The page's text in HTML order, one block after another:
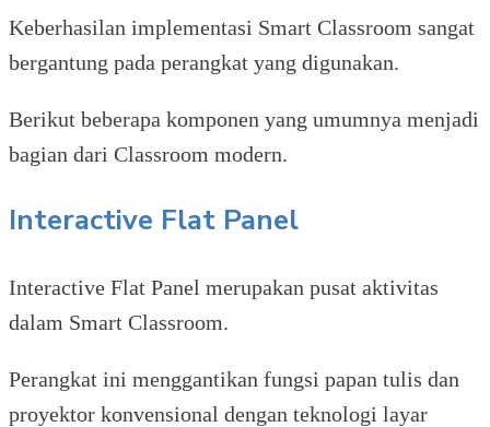
Keberhasilan implementasi Smart Classroom sangat
bergantung pada perangkat yang digunakan.
Berikut beberapa komponen yang umumnya menjadi
bagian dari Classroom modern.
Interactive Flat Panel
Interactive Flat Panel merupakan pusat aktivitas
dalam Smart Classroom.
Perangkat ini menggantikan fungsi papan tulis dan
proyektor konvensional dengan teknologi layar